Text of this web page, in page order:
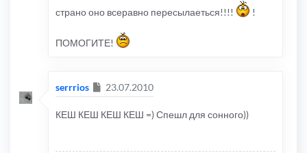
страно оно всеравно пересылаеться!!!!
!
ПОМОГИТЕ!
serrrios Сообщение
23.07.2010
КЕШ КЕШ КЕШ КЕШ =) Спешл для сонного))